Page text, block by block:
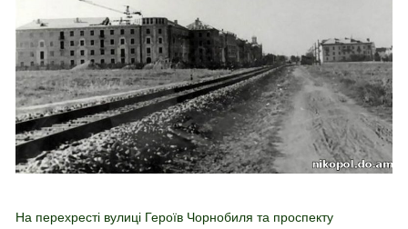
На перехресті вулиці Героїв Чорнобиля та проспекту